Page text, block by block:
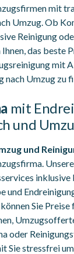
mit
Umzug. Ob
Reinigung
das beste
mit
nach Umzug zu
mit
und
und
inklusive
und
Sie
oder
Sie stressfrei